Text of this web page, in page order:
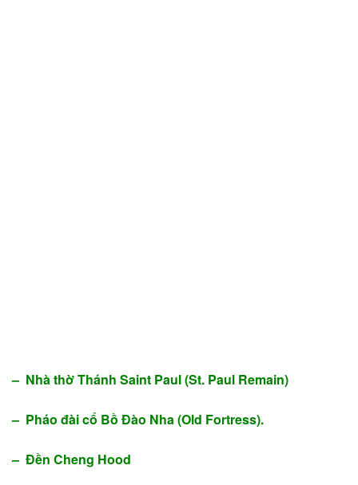
– Nhà thờ Thánh Saint Paul (St. Paul Remain)
– Pháo đài cổ Bồ Đào Nha (Old Fortress).
– Đền Cheng Hood